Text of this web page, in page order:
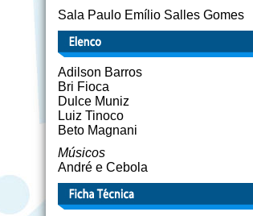
Sala Paulo Emílio Salles Gomes
Adilson Barros
Bri Fioca
Dulce Muniz
Luiz Tinoco
Beto Magnani
Músicos
André e Cebola